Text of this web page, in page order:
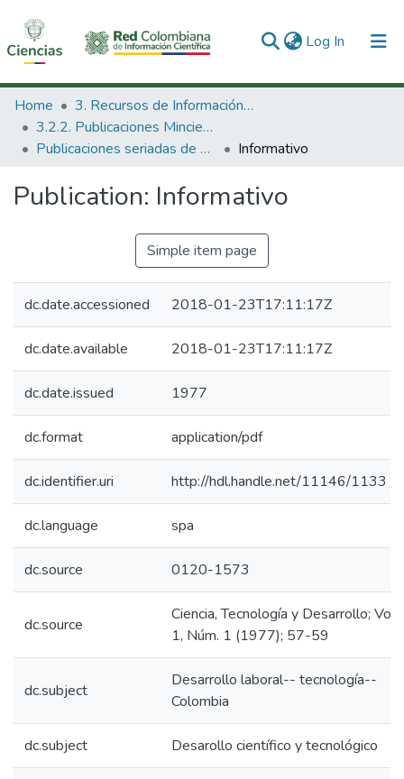
Log In (current)
Communities & Collections
All of DSpace
Home
3. Recursos de Información Científica y Tecnológica
3.2.2. Publicaciones Minciencias
Publicaciones seriadas de Minciencias
Informativo
Publication: Informativo
Simple item page
dc.date.accessioned 2018-01-23T17:11:17Z
dc.date.available 2018-01-23T17:11:17Z
dc.date.issued 1977
dc.format application/pdf
dc.identifier.uri http://hdl.handle.net/11146/1133
dc.language spa
dc.source 0120-1573
dc.source
Ciencia, Tecnología y Desarrollo; Vol.
1, Núm. 1 (1977); 57-59
dc.subject
Desarrollo laboral-- tecnología--
Colombia
dc.subject Desarollo científico y tecnológico